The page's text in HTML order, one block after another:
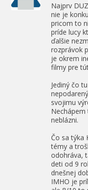
Najprv
nie je
pricom to
príde lucy
ďalšie
rozprávok
je okrem
filmy pre
Jediný čo
svojimu
neblázni.
Čo sa týka
témy a
odohráva,
deti od 9
dnešnej
IMHO je